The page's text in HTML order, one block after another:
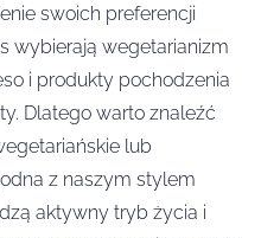
swoich preferencji
wybierają wegetarianizm
i produkty pochodzenia
Dlatego warto znaleźć
lub
z naszym stylem
aktywny tryb życia i